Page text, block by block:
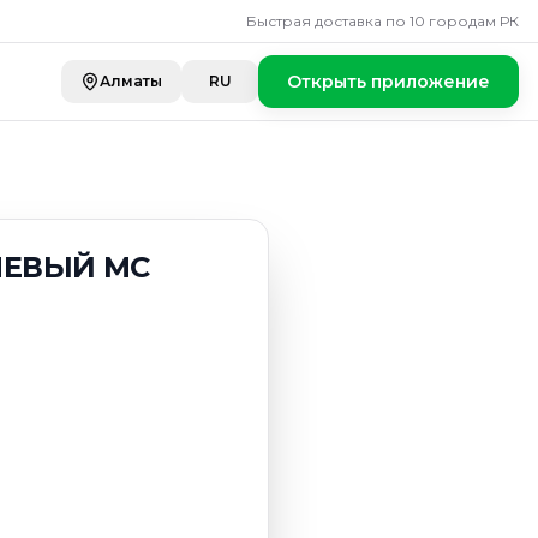
Быстрая доставка по 10 городам РК
Алматы RU Открыть приложение
MC